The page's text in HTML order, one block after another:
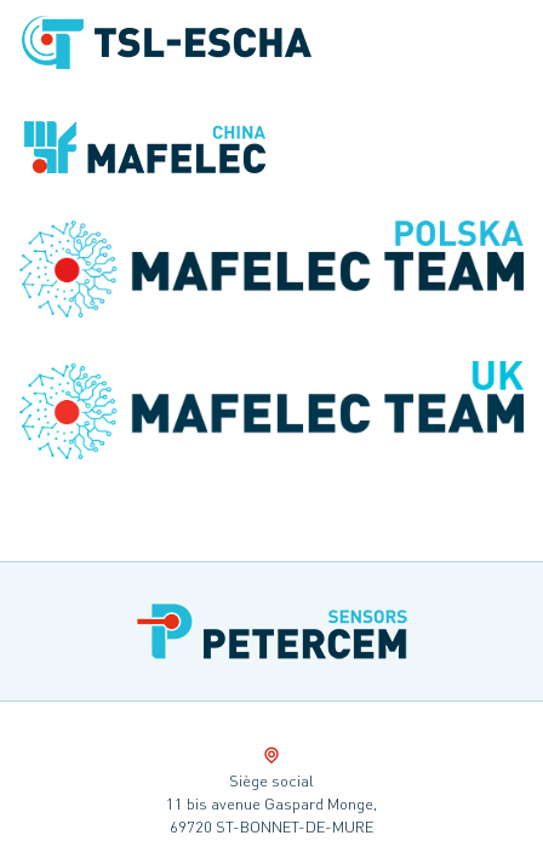
Siège social
11 bis avenue Gaspard Monge,
69720 ST-BONNET-DE-MURE